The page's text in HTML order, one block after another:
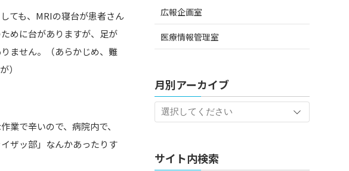
ても、MRIの寝台が患者さん
めに台がありますが、足が
ません。（あらかじめ、難
）
業で辛いので、病院内で、
ザッ部」なんかあったりす
広報企画室
医療情報管理室
月別アーカイブ
サイト内検索